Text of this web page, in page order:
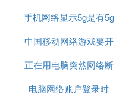
现问题
手机网络显示5g是有5g
网吗
中国移动网络游戏要开
加速器
正在用电脑突然网络断
了
电脑网络账户登录时